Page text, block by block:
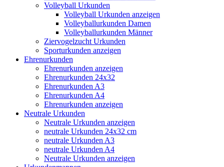
Volleyball Urkunden
Volleyball Urkunden anzeigen
Volleyballurkunden Damen
Volleyballurkunden Männer
Ziervogelzucht Urkunden
Sporturkunden anzeigen
Ehrenurkunden
Ehrenurkunden anzeigen
Ehrenurkunden 24x32
Ehrenurkunden A3
Ehrenurkunden A4
Ehrenurkunden anzeigen
Neutrale Urkunden
Neutrale Urkunden anzeigen
neutrale Urkunden 24x32 cm
neutrale Urkunden A3
neutrale Urkunden A4
Neutrale Urkunden anzeigen